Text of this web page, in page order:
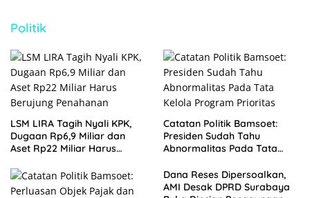
Politik
LSM LIRA Tagih Nyali KPK,
Dugaan Rp6,9 Miliar dan
Aset Rp22 Miliar Harus
Catatan Politik Bamsoet:
Presiden Sudah Tahu
Abnormalitas Pada Tata
Dana Reses Dipersoalkan,
AMI Desak DPRD Surabaya